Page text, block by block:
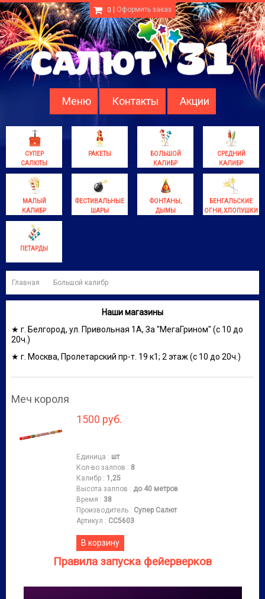
0 Оформить заказ
Меню Контакты Акции
СУПЕР
САЛЮТЫ
РАКЕТЫ
БОЛЬШОЙ
КАЛИБР
СРЕДНИЙ
КАЛИБР
МАЛЫЙ
КАЛИБР
ФЕСТИВАЛЬНЫЕ
ШАРЫ
ФОНТАНЫ,
ДЫМЫ
БЕНГАЛЬСКИЕ
ОГНИ, ХЛОПУШКИ
ПЕТАРДЫ
Главная Большой калибр
Наши магазины
★ г. Белгород, ул. Привольная 1А, За "МегаГрином" (с 10 до
20ч.)
★ г. Москва, Пролетарский пр-т. 19 к1; 2 этаж (с 10 до 20ч.)
Меч короля
1500 руб.
Единица : шт
Кол-во залпов : 8
Калибр : 1,25
Высота залпов : до 40 метров
Время : 38
Производитель : Супер Салют
Артикул : СС5603
В корзину
Правила запуска фейерверков